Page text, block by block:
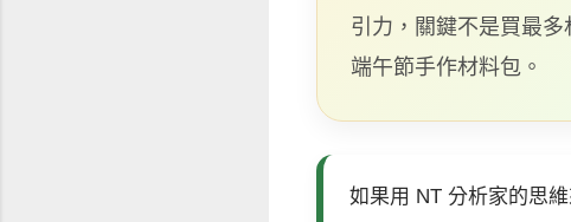
引力，關鍵不是買最
端午節手作材料包。
如果用 NT 分析家的思